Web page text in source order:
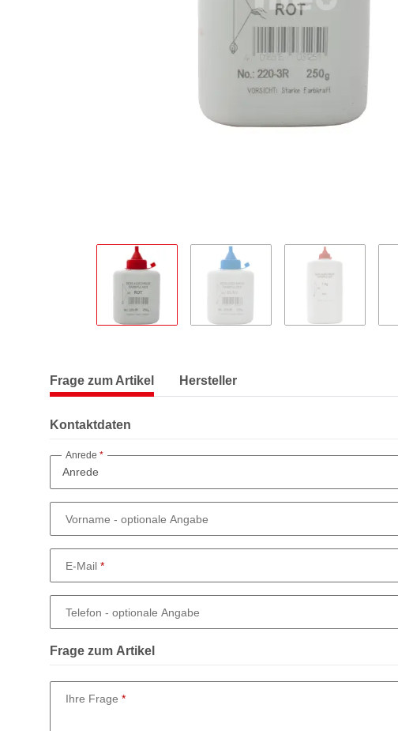
Frage zum Artikel Hersteller
Kontaktdaten
Anrede
Vorname - optionale Angabe
E-Mail
Telefon - optionale Angabe
Frage zum Artikel
Ihre Frage